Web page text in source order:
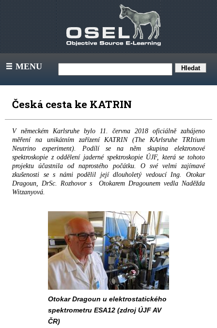
III MENU
Česká cesta ke KATRIN
V německém Karlsruhe bylo 11. června 2018 oficiálně zahájeno
měření na unikátním zařízení KATRIN (The KArlsruhe TRItium
Neutrino experiment). Podílí se na něm skupina elektronové
spektroskopie z oddělení jaderné spektroskopie ÚJF, která se tohoto
projektu účastnila od naprostého počátku. O své velmi zajímavé
zkušenosti se s námi podělil její dlouholetý vedoucí Ing. Otokar
Dragoun, DrSc. Rozhovor s Otokarem Dragounem vedla Naděžda
Witzanyová.
Otokar Dragoun u elektrostatického
spektrometru ESA12 (zdroj ÚJF AV
ČR)